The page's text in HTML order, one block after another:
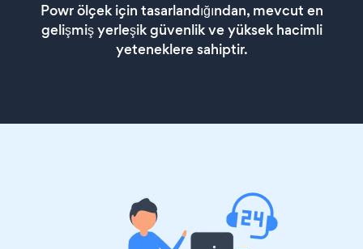
Powr ölçek için tasarlandığından, mevcut en
gelişmiş yerleşik güvenlik ve yüksek hacimli
yeteneklere sahiptir.